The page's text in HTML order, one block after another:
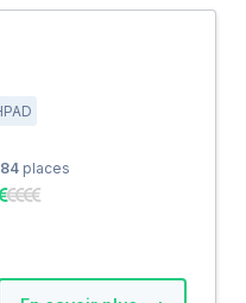
84 places